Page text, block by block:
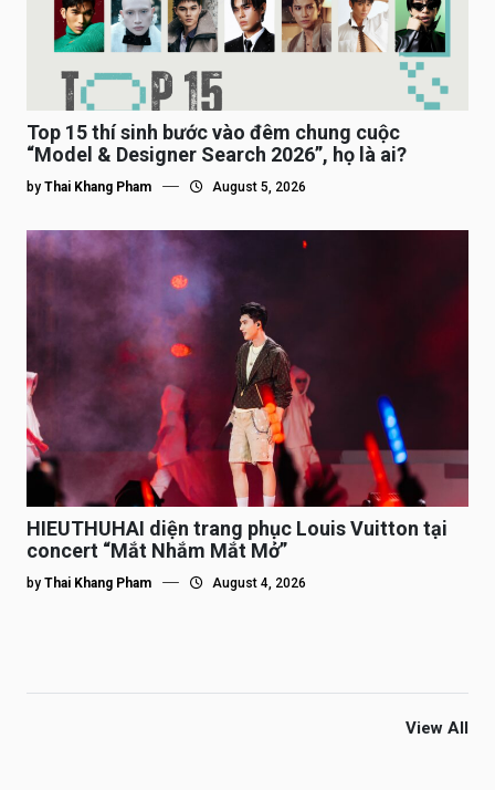
Top 15 thí sinh bước vào đêm chung cuộc
“Model & Designer Search 2026”, họ là ai?
by Thai Khang Pham August 5, 2026
HIEUTHUHAI diện trang phục Louis Vuitton tại
concert “Mắt Nhắm Mắt Mở”
by Thai Khang Pham August 4, 2026
View All